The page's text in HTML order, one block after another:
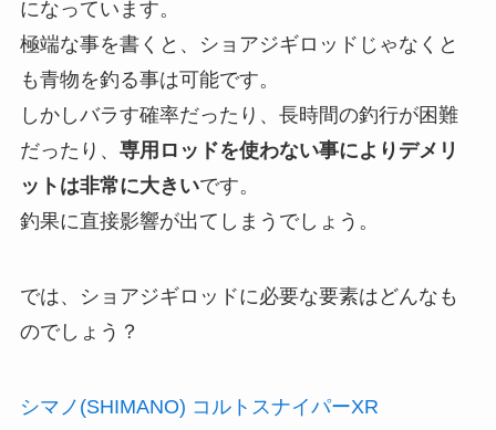
になっています。
極端な事を書くと、ショアジギロッドじゃなくと
も青物を釣る事は可能です。
しかしバラす確率だったり、長時間の釣行が困難
だったり、 専用ロッドを使わない事によりデメリ
ットは非常に大きいです。
釣果に直接影響が出てしまうでしょう。
では、ショアジギロッドに必要な要素はどんなも
のでしょう？
シマノ(SHIMANO) コルトスナイパーXR